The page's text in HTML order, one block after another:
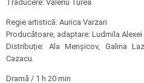
Traducere: Valeriu Turea
Regie artistică: Aurica Varzari
Producătoare, adaptare: Ludmila Alexei
Distribuție: Ala Menșicov, Galina
Cazacu.
Dramă / 1 h 20 min